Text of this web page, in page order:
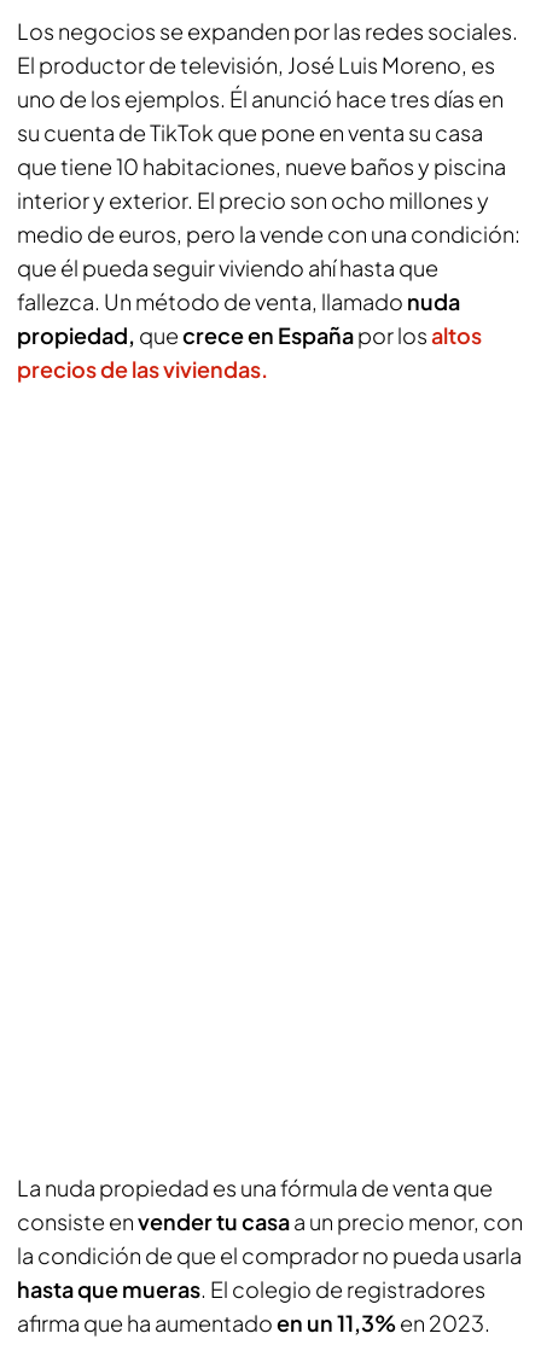
Los negocios se expanden por las redes sociales.
El productor de televisión, José Luis Moreno, es
uno de los ejemplos. Él anunció hace tres días en
su cuenta de TikTok que pone en venta su casa
que tiene 10 habitaciones, nueve baños y piscina
interior y exterior. El precio son ocho millones y
medio de euros, pero la vende con una condición:
que él pueda seguir viviendo ahí hasta que
fallezca. Un método de venta, llamado nuda
propiedad, quecrece en Españapor losaltos
precios de las viviendas.
La nuda propiedad es una fórmula de venta que
consiste envender tu casaa un precio menor, con
la condición de que el comprador no pueda usarla
hasta que mueras. El colegio de registradores
afirma que ha aumentadoen un 11,3%en 2023.